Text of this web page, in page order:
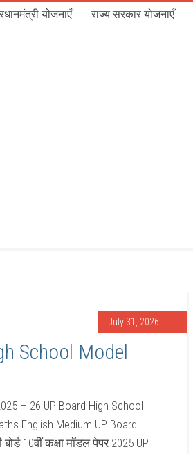
योजनाएँ राज्य सरकार योजनाएँ
July 31, 2026
School Model
– 26 UP Board High School
English Medium UP Board
10वीं कक्षा मॉडल पेपर 2025 UP